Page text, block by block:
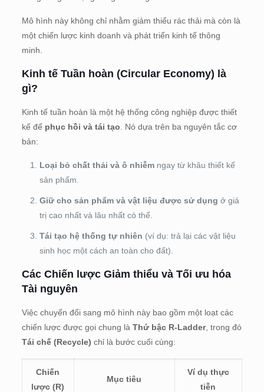
Mô hình này không chỉ nhằm giảm thiểu rác thải mà còn là
một chiến lược kinh doanh và phát triển kinh tế thông
minh.
Kinh tế Tuần hoàn (Circular Economy) là
gì?
Kinh tế tuần hoàn là một hệ thống công nghiệp được thiết
kế để phục hồi và tái tạo . Nó dựa trên ba nguyên tắc cơ
bản:
Loại bỏ chất thải và ô nhiễmngay từ khâu thiết kế
sản phẩm.
Giữ cho sản phẩm và vật liệu được sử dụng ở giá
trị cao nhất và lâu nhất có thể.
Tái tạo hệ thống tự nhiên (ví dụ: trả lại các vật liệu
sinh học một cách an toàn cho đất).
Các Chiến lược Giảm thiểu và Tối ưu hóa
Tài nguyên
Việc chuyển đổi sang mô hình này bao gồm một loạt các
chiến lược được gọi chung là Thứ bậc R-Ladder, trong đó
Tái chế (Recycle) chỉ là bước cuối cùng:
Chiến
lược (R)
Mục tiêu
Ví dụ thực
tiễn